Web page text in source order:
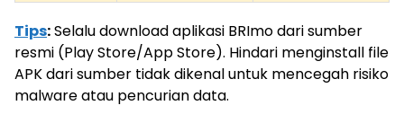
Tips:Selalu download aplikasi BRImo dari sumber
resmi (Play Store/App Store). Hindari menginstall file
APK dari sumber tidak dikenal untuk mencegah risiko
malware atau pencurian data.